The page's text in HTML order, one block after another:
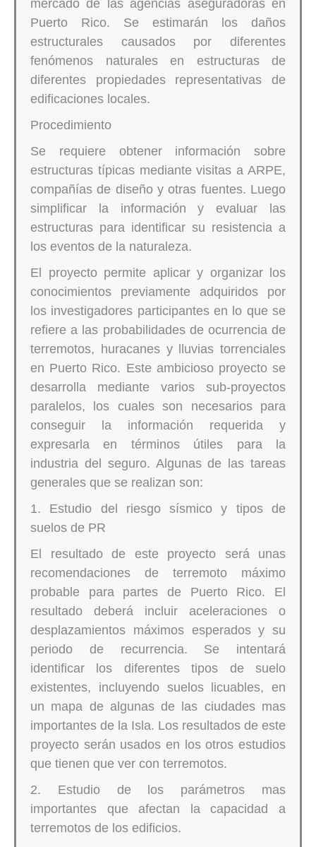
mercado de las agencias aseguradoras en
Puerto Rico. Se estimarán los daños
estructurales causados por diferentes
fenómenos naturales en estructuras de
diferentes propiedades representativas de
edificaciones locales.
Procedimiento
Se requiere obtener información sobre
estructuras típicas mediante visitas a ARPE,
compañías de diseño y otras fuentes. Luego
simplificar la información y evaluar las
estructuras para identificar su resistencia a
los eventos de la naturaleza.
El proyecto permite aplicar y organizar los
conocimientos previamente adquiridos por
los investigadores participantes en lo que se
refiere a las probabilidades de ocurrencia de
terremotos, huracanes y lluvias torrenciales
en Puerto Rico. Este ambicioso proyecto se
desarrolla mediante varios sub-proyectos
paralelos, los cuales son necesarios para
conseguir la información requerida y
expresarla en términos útiles para la
industria del seguro. Algunas de las tareas
generales que se realizan son:
1. Estudio del riesgo sísmico y tipos de
suelos de PR
El resultado de este proyecto será unas
recomendaciones de terremoto máximo
probable para partes de Puerto Rico. El
resultado deberá incluir aceleraciones o
desplazamientos máximos esperados y su
periodo de recurrencia. Se intentará
identificar los diferentes tipos de suelo
existentes, incluyendo suelos licuables, en
un mapa de algunas de las ciudades mas
importantes de la Isla. Los resultados de este
proyecto serán usados en los otros estudios
que tienen que ver con terremotos.
2. Estudio de los parámetros mas
importantes que afectan la capacidad a
terremotos de los edificios.